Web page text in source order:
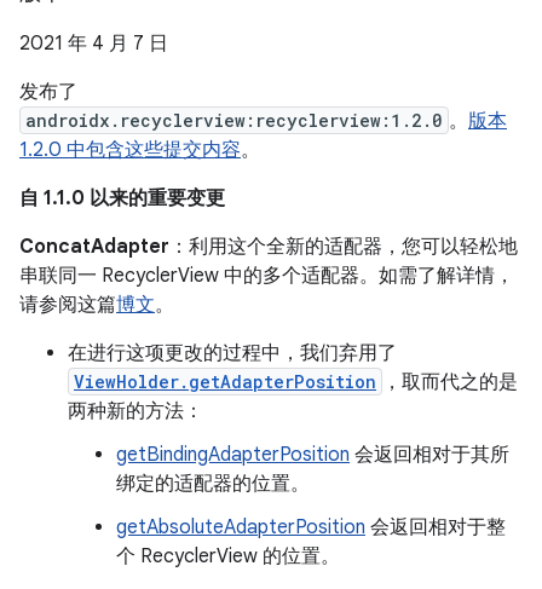
2021 年 4 月 7 日
发布了
androidx.recyclerview:recyclerview:1.2.0 。 版本
1.2.0 中包含这些提交内容。
自 1.1.0 以来的重要变更
ConcatAdapter ：利用这个全新的适配器，您可以轻松地
串联同一 RecyclerView 中的多个适配器。如需了解详情，
请参阅这篇博文。
在进行这项更改的过程中，我们弃用了
ViewHolder.getAdapterPosition
，取而代之的是
两种新的方法：
getBindingAdapterPosition 会返回相对于其所
绑定的适配器的位置。
getAbsoluteAdapterPosition 会返回相对于整
个 RecyclerView 的位置。